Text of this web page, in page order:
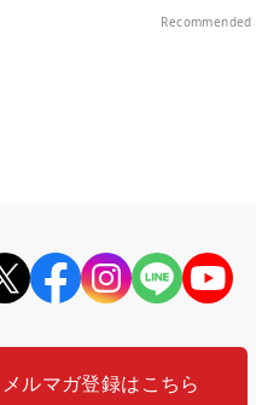
Recommended
メルマガ登録はこちら